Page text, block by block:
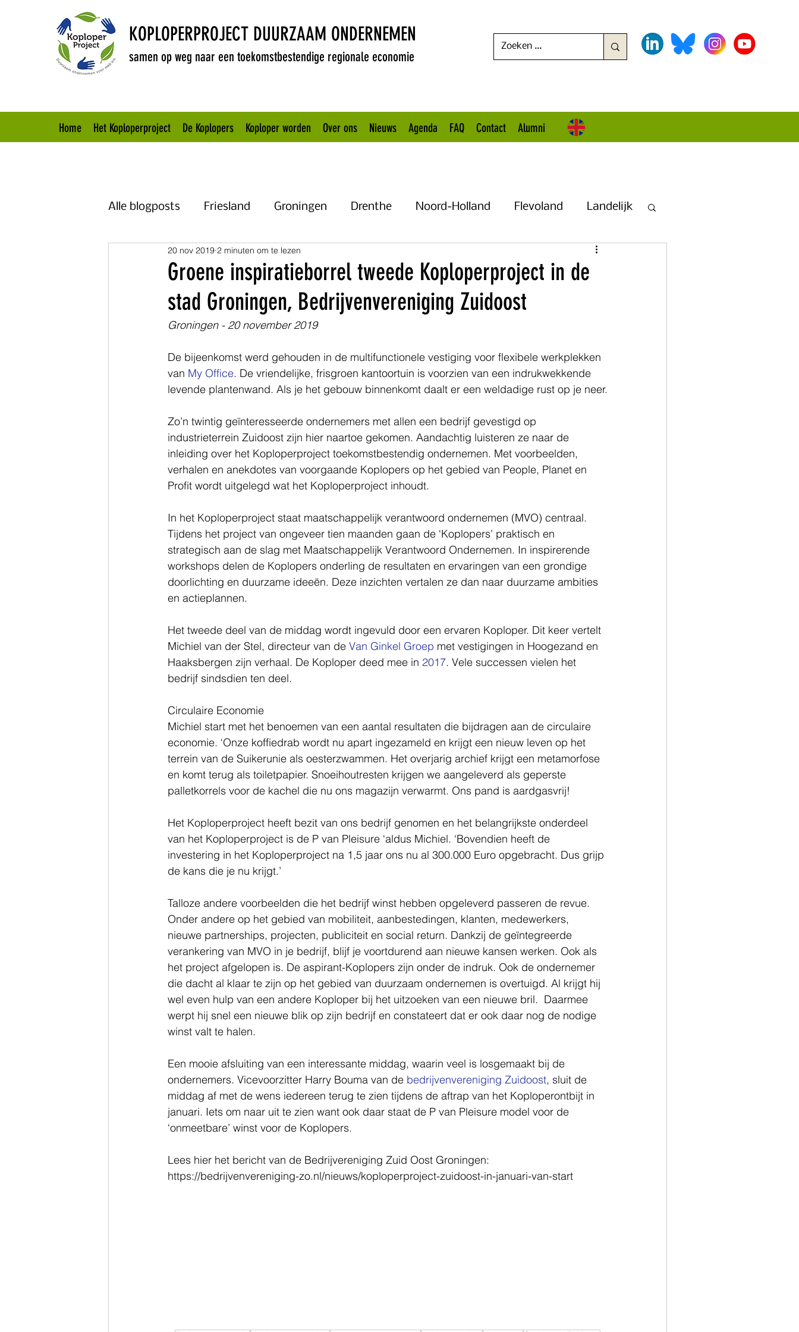
KOPLOPERPROJECT DUURZAAM ONDERNEMEN
samen op weg naar een toekomstbestendige regionale economie
Home Het Koploperproject De Koplopers Koploper worden Over ons Nieuws Agenda FAQ Contact Alumni
Alle blogposts Friesland Groningen Drenthe Noord-Holland Flevoland Landelijk
Brabant Overijssel Uitgelicht Flevoland + Overijssel
Zuid-Holland
Groene inspiratieborrel tweede Koploperproject in de
stad Groningen, Bedrijvenvereniging Zuidoost
20 nov 2019 2 minuten om te lezen
Groningen - 20 november 2019
De bijeenkomst werd gehouden in de multifunctionele vestiging voor flexibele werkplekken
van My Office. De vriendelijke, frisgroen kantoortuin is voorzien van een indrukwekkende
levende plantenwand. Als je het gebouw binnenkomt daalt er een weldadige rust op je neer.
Zo’n twintig geïnteresseerde ondernemers met allen een bedrijf gevestigd op
industrieterrein Zuidoost zijn hier naartoe gekomen. Aandachtig luisteren ze naar de
inleiding over het Koploperproject toekomstbestendig ondernemen. Met voorbeelden,
verhalen en anekdotes van voorgaande Koplopers op het gebied van People, Planet en
Profit wordt uitgelegd wat het Koploperproject inhoudt.
In het Koploperproject staat maatschappelijk verantwoord ondernemen (MVO) centraal.
Tijdens het project van ongeveer tien maanden gaan de ‘Koplopers’ praktisch en
strategisch aan de slag met Maatschappelijk Verantwoord Ondernemen. In inspirerende
workshops delen de Koplopers onderling de resultaten en ervaringen van een grondige
doorlichting en duurzame ideeën. Deze inzichten vertalen ze dan naar duurzame ambities
en actieplannen.
Het tweede deel van de middag wordt ingevuld door een ervaren Koploper. Dit keer vertelt
Michiel van der Stel, directeur van de Van Ginkel Groep met vestigingen in Hoogezand en
Haaksbergen zijn verhaal. De Koploper deed mee in 2017. Vele successen vielen het
bedrijf sindsdien ten deel.
Circulaire Economie
Michiel start met het benoemen van een aantal resultaten die bijdragen aan de circulaire
economie. ‘Onze koffiedrab wordt nu apart ingezameld en krijgt een nieuw leven op het
terrein van de Suikerunie als oesterzwammen. Het overjarig archief krijgt een metamorfose
en komt terug als toiletpapier. Snoeihoutresten krijgen we aangeleverd als geperste
palletkorrels voor de kachel die nu ons magazijn verwarmt. Ons pand is aardgasvrij!
Het Koploperproject heeft bezit van ons bedrijf genomen en het belangrijkste onderdeel
van het Koploperproject is de P van Pleisure ‘aldus Michiel. ‘Bovendien heeft de
investering in het Koploperproject na 1,5 jaar ons nu al 300.000 Euro opgebracht. Dus grijp
de kans die je nu krijgt.’
Talloze andere voorbeelden die het bedrijf winst hebben opgeleverd passeren de revue.
Onder andere op het gebied van mobiliteit, aanbestedingen, klanten, medewerkers,
nieuwe partnerships, projecten, publiciteit en social return. Dankzij de geïntegreerde
verankering van MVO in je bedrijf, blijf je voortdurend aan nieuwe kansen werken. Ook als
het project afgelopen is. De aspirant-Koplopers zijn onder de indruk. Ook de ondernemer
die dacht al klaar te zijn op het gebied van duurzaam ondernemen is overtuigd. Al krijgt hij
wel even hulp van een andere Koploper bij het uitzoeken van een nieuwe bril.  Daarmee
werpt hij snel een nieuwe blik op zijn bedrijf en constateert dat er ook daar nog de nodige
winst valt te halen.
Een mooie afsluiting van een interessante middag, waarin veel is losgemaakt bij de
ondernemers. Vicevoorzitter Harry Bouma van de bedrijvenvereniging Zuidoost, sluit de
middag af met de wens iedereen terug te zien tijdens de aftrap van het Koploperontbijt in
januari. Iets om naar uit te zien want ook daar staat de P van Pleisure model voor de
‘onmeetbare’ winst voor de Koplopers.
Lees hier het bericht van de Bedrijvereniging Zuid Oost Groningen:
https://bedrijvenvereniging-zo.nl/nieuws/koploperproject-zuidoost-in-januari-van-start